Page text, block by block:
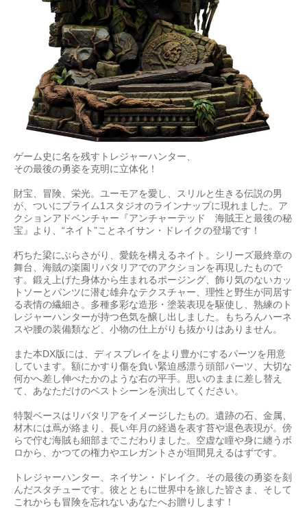
ゲーム史に名を残すトレジャーハンター、
その最後の勇姿を克明に立体化！
財宝、冒険、栄光。ユーモアを愛し、スリルと生きる伝説の男
が、ついにプライム1スタジオのラインナップに現れました。ア
クションアドベンチャー『アンチャーテッド 海賊王と最後の秘
宝』より、“ネイト”ことネイサン・ドレイクの登場です！
朽ちた梁にぶらさがり、愛銃を構えるネイト。シリーズ最終章の
舞台、海賊の楽園リバタリアでのアクションを再現したもので
す。鍛え上げた身体から生まれるポージング、飾り気のないカッ
トソーとパンツに潜む雄弁なテクスチャー、理性と野生が同居す
る表情の繊細さ。多種多彩な造形・塗装表現を駆使し、熟練のト
レジャーハンターが持つ色気を醸し出しました。もちろんハーネ
スや腰の装備類など、小物の仕上がりも抜かりはありません。
また本DX版には、ディスプレイをより豊かにするパーツを用意
しています。額にかすり傷を負い緊迫感漂う頭部パーツ、大切な
何かへ差し伸べたかのような右の平手。思いのままに差し替え
て、あなただけのベストシーンを演出してください。
特製ベースはリバタリアをイメージしたもの。遺跡の石、金属、
材木には蔦が絡まり、長い年月の経過を表す苔や退色表現が。傍
らで佇む海賊も細部までこだわりました。空虚な瞳や身に纏うボ
ロから、かつての権力やエレガントさが垣間見えるはずです。
トレジャーハンター、ネイサン・ドレイク。その最後の勇姿を刻
んだスタチューです。彼とともに世界中を旅した皆さま、そして
これからも冒険を忘れないあなたへお贈りします！